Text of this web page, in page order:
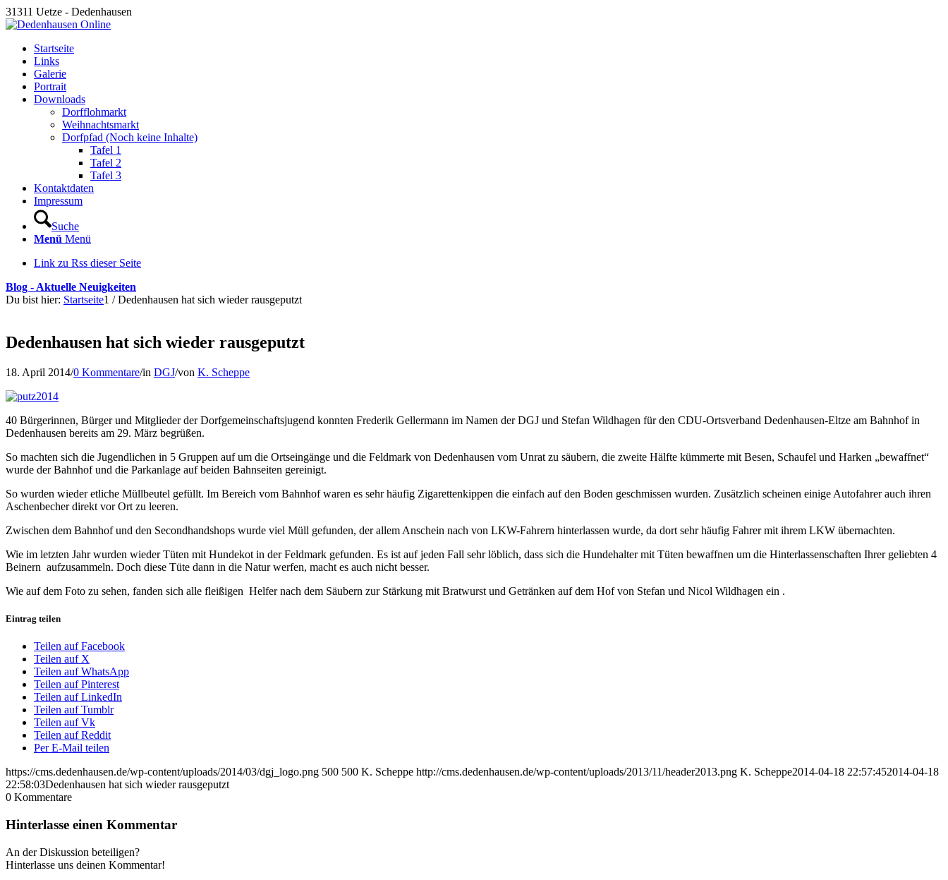
31311 Uetze - Dedenhausen
Startseite
Links
Galerie
Portrait
Downloads
Dorfflohmarkt
Weihnachtsmarkt
Dorfpfad (Noch keine Inhalte)
Tafel 1
Tafel 2
Tafel 3
Kontaktdaten
Impressum
Suche
Menü Menü
Link zu Rss dieser Seite
Blog - Aktuelle Neuigkeiten
Du bist hier: Startseite1 / Dedenhausen hat sich wieder rausgeputzt
Dedenhausen hat sich wieder rausgeputzt
18. April 2014/0 Kommentare/in DGJ/von K. Scheppe
40 Bürgerinnen, Bürger und Mitglieder der Dorfgemeinschaftsjugend konnten Frederik Gellermann im Namen der DGJ und Stefan Wildhagen für den CDU-Ortsverband Dedenhausen-Eltze am Bahnhof in
Dedenhausen bereits am 29. März begrüßen.
So machten sich die Jugendlichen in 5 Gruppen auf um die Ortseingänge und die Feldmark von Dedenhausen vom Unrat zu säubern, die zweite Hälfte kümmerte mit Besen, Schaufel und Harken „bewaffnet“
wurde der Bahnhof und die Parkanlage auf beiden Bahnseiten gereinigt.
So wurden wieder etliche Müllbeutel gefüllt. Im Bereich vom Bahnhof waren es sehr häufig Zigarettenkippen die einfach auf den Boden geschmissen wurden. Zusätzlich scheinen einige Autofahrer auch ihren
Aschenbecher direkt vor Ort zu leeren.
Zwischen dem Bahnhof und den Secondhandshops wurde viel Müll gefunden, der allem Anschein nach von LKW-Fahrern hinterlassen wurde, da dort sehr häufig Fahrer mit ihrem LKW übernachten.
Wie im letzten Jahr wurden wieder Tüten mit Hundekot in der Feldmark gefunden. Es ist auf jeden Fall sehr löblich, dass sich die Hundehalter mit Tüten bewaffnen um die Hinterlassenschaften Ihrer geliebten 4
Beinern aufzusammeln. Doch diese Tüte dann in die Natur werfen, macht es auch nicht besser.
Wie auf dem Foto zu sehen, fanden sich alle fleißigen Helfer nach dem Säubern zur Stärkung mit Bratwurst und Getränken auf dem Hof von Stefan und Nicol Wildhagen ein .
Eintrag teilen
Teilen auf Facebook
Teilen auf X
Teilen auf WhatsApp
Teilen auf Pinterest
Teilen auf LinkedIn
Teilen auf Tumblr
Teilen auf Vk
Teilen auf Reddit
Per E-Mail teilen
https://cms.dedenhausen.de/wp-content/uploads/2014/03/dgj_logo.png 500 500 K. Scheppe http://cms.dedenhausen.de/wp-content/uploads/2013/11/header2013.png K. Scheppe2014-04-18 22:57:452014-04-18
22:58:03Dedenhausen hat sich wieder rausgeputzt
0 Kommentare
Hinterlasse einen Kommentar
An der Diskussion beteiligen?
Hinterlasse uns deinen Kommentar!